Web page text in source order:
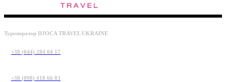
Туроператор DJOCA TRAVEL UKRAINE
+38 (044) 284 04 17
+38 (098) 418 66 83